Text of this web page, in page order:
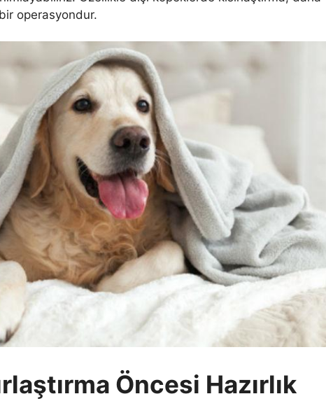
operasyondur.
Öncesi Hazırlık